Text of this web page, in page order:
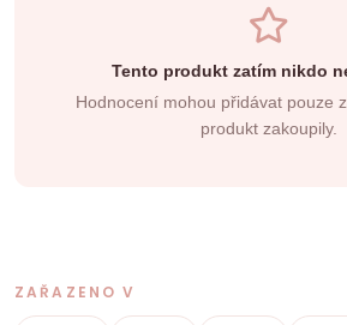
Tento produkt zatím nikdo
Hodnocení mohou přidávat pouze
produkt zakoupily.
ZAŘAZENO V